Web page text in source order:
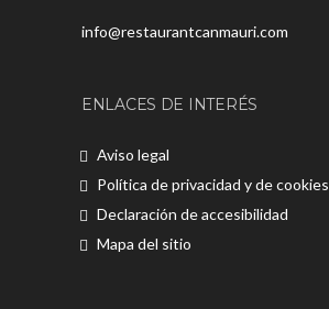
info@restaurantcanmauri.com
ENLACES DE INTERÉS
Aviso legal
Política de privacidad y de cookies
Declaración de accesibilidad
Mapa del sitio